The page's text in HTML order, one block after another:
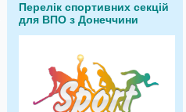
Перелік спортивних секцій
для ВПО з Донеччини